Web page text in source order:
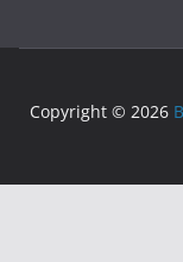
Copyright © 2026